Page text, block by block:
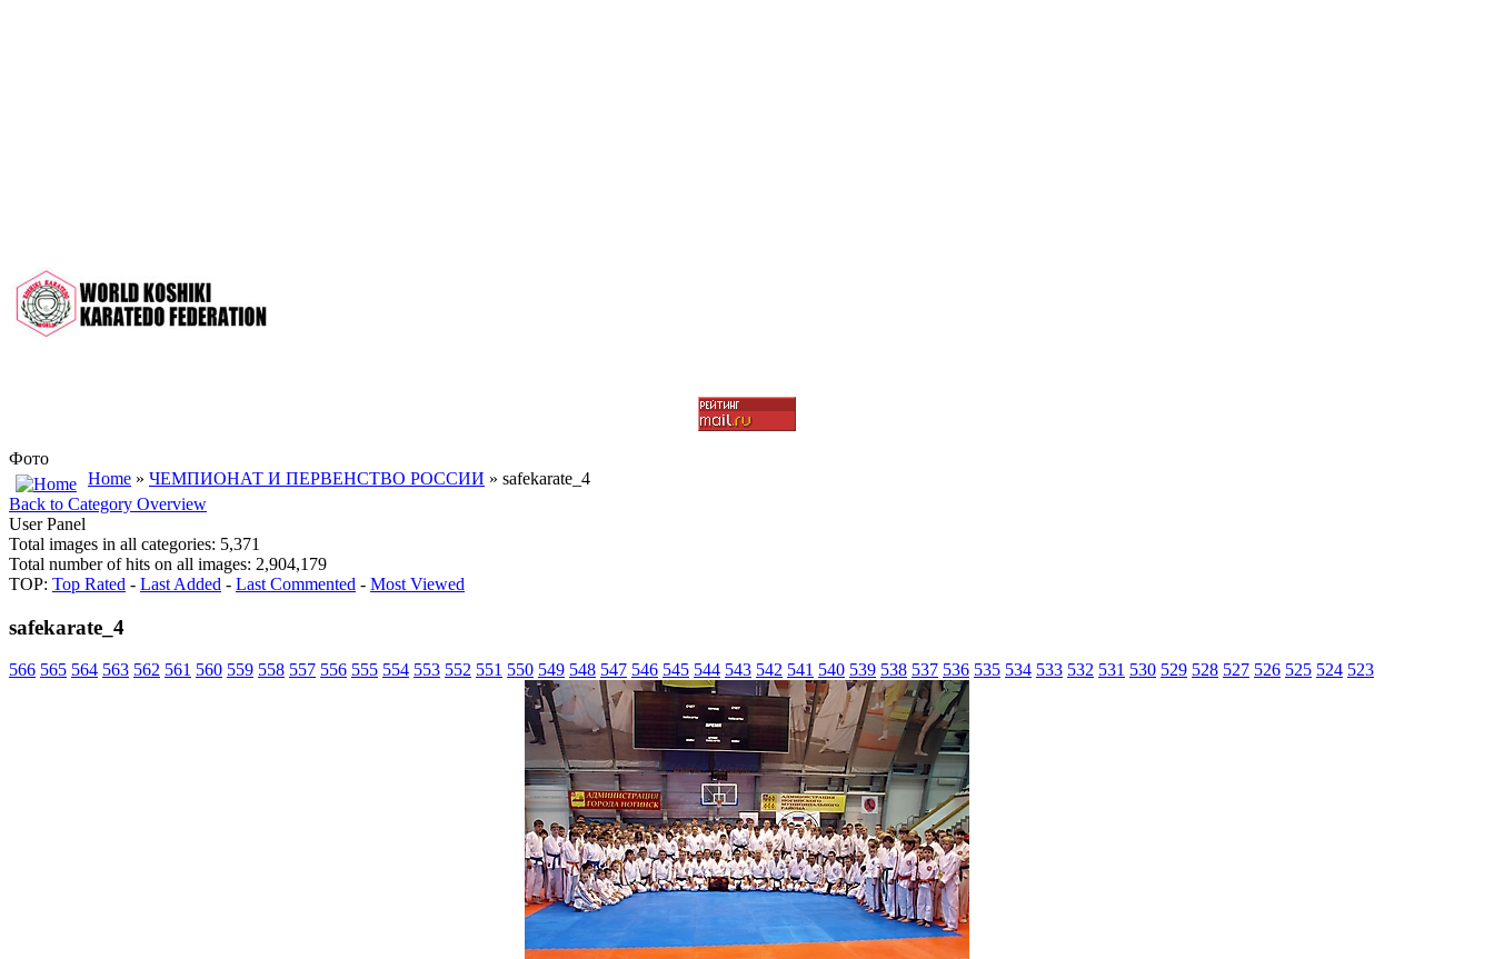
Фото
Home » ЧЕМПИОНАТ И ПЕРВЕНСТВО РОССИИ » safekarate_4
Back to Category Overview
User Panel
Total images in all categories: 5,371
Total number of hits on all images: 2,904,179
TOP: Top Rated - Last Added - Last Commented - Most Viewed
safekarate_4
566 565 564 563 562 561 560 559 558 557 556 555 554 553 552 551 550 549 548 547 546 545 544 543 542 541 540 539 538 537 536 535 534 533 532 531 530 529 528 527 526 525 524 523